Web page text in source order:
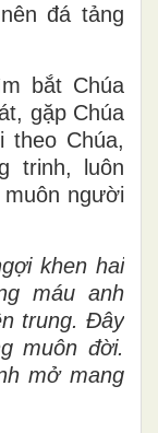
đá tảng
bắt Chúa
gặp Chúa
theo Chúa,
trinh, luôn
người
khen hai
máu anh
trung. Đây
muôn đời.
mở mang